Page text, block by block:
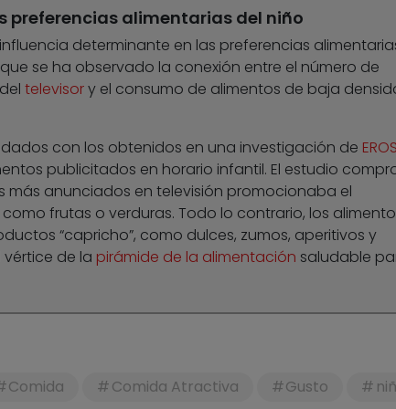
preferencias alimentarias del niño
determinante en las preferencias
se ha observado la conexión entre el número de
televisory el consumo de alimentos de baja
con los obtenidos en una investigación de
publicitados en horario infantil. El estudio
más anunciados en televisión promocionaba el
frutas o verduras. Todo lo contrario, los
“capricho”, como dulces, zumos, aperitivos y
de la pirámide de la alimentación saludable
Comida Comida Atractiva Gusto